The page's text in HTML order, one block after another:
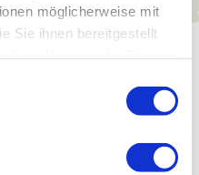
möglicherweise mit
Sie ihnen bereitgestellt